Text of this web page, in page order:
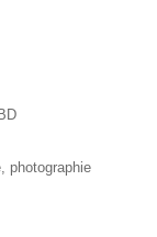
photographie